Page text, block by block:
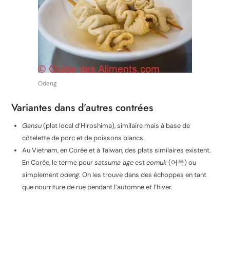
Odeng
Variantes dans d’autres contrées
Gansu(plat local d’Hiroshima), similaire mais à base de
côtelette de porc et de poissons blancs.
Au Vietnam, en Corée et à Taiwan, des plats similaires existent.
En Corée, le terme poursatsuma ageesteomuk(어묵) ou
simplementodeng. On les trouve dans des échoppes en tant
que nourriture de rue pendant l’automne et l’hiver.